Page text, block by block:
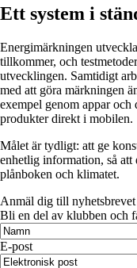
Ett system i
Energimärkningen
tillkommer, och
utvecklingen. Samtidigt
med att göra märkningen
exempel genom appar och
produkter direkt i mobilen.
Målet är tydligt: att ge
enhetlig information, så att
plånboken och klimatet.
Anmäl dig till nyhetsbrevet
Bli en del av klubben och
E-post